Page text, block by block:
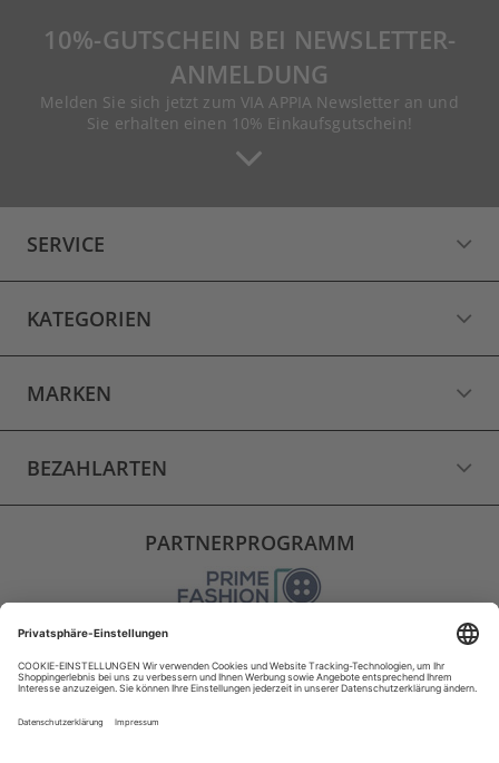
10%-GUTSCHEIN BEI NEWSLETTER-
ANMELDUNG
Melden Sie sich jetzt zum VIA APPIA Newsletter an und
Sie erhalten einen 10% Einkaufsgutschein!
SERVICE
KATEGORIEN
MARKEN
BEZAHLARTEN
PARTNERPROGRAMM
VERSAND